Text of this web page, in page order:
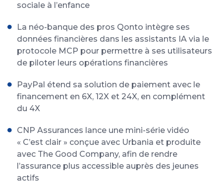
sociale à l’enfance
La néo-banque des pros Qonto intègre ses
données financières dans les assistants IA via le
protocole MCP pour permettre à ses utilisateurs
de piloter leurs opérations financières
PayPal étend sa solution de paiement avec le
financement en 6X, 12X et 24X, en complément
du 4X
CNP Assurances lance une mini-série vidéo
« C’est clair » conçue avec Urbania et produite
avec The Good Company, afin de rendre
l’assurance plus accessible auprès des jeunes
actifs